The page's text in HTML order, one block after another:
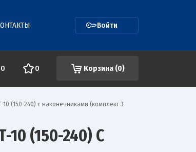
Войти
0 0 Корзина (0)
(150-240) с наконечниками (комплект 3
(150-240) С